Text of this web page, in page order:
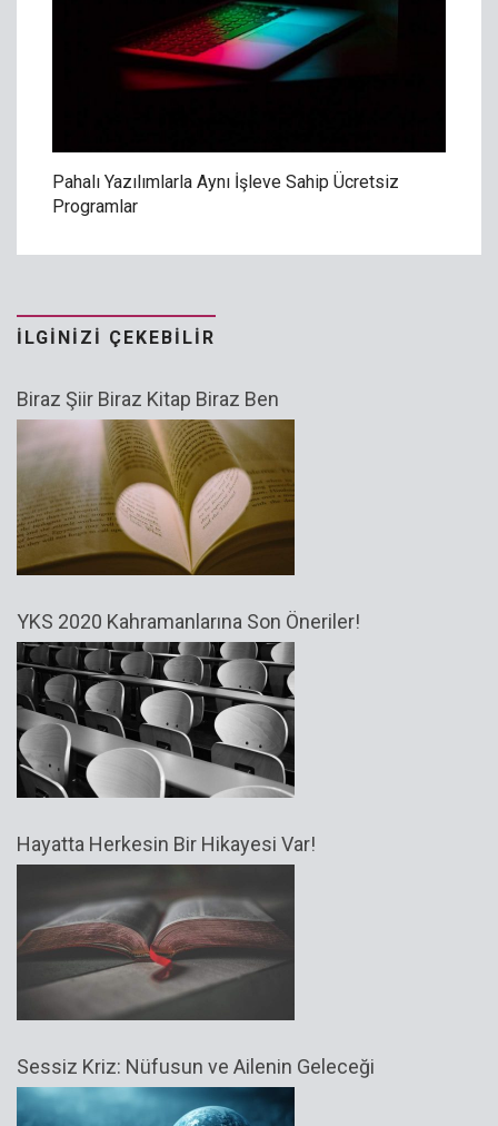
Pahalı Yazılımlarla Aynı İşleve Sahip Ücretsiz
Programlar
İLGINIZI ÇEKEBILIR
Biraz Şiir Biraz Kitap Biraz Ben
YKS 2020 Kahramanlarına Son Öneriler!
Hayatta Herkesin Bir Hikayesi Var!
Sessiz Kriz: Nüfusun ve Ailenin Geleceği